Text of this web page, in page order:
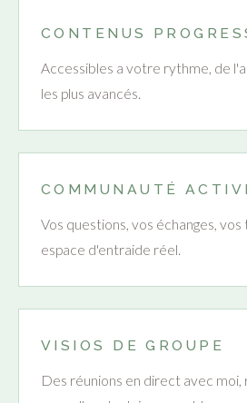
CONTENUS
Accessibles a votre rythme, de
les plus avancés.
COMMUNAUTÉ
Vos questions, vos échanges, vos
espace d'entraide réel.
VISIOS DE GROUPE
Des réunions en direct avec moi,